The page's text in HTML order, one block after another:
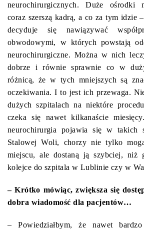
neurochirurgicznych. Duże ośrodki
coraz szerszą kadrą, a co za tym idzie
decyduje się nawiązywać
obwodowymi, w których powstają
neurochirurgiczne. Można w nich
dobrze i równie sprawnie co w
różnicą, że w tych mniejszych są
oczekiwania. I to jest ich przewaga.
dużych szpitalach na niektóre
czeka się nawet kilkanaście
neurochirurgia pojawia się w takich
Stalowej Woli, chorzy nie tylko
miejscu, ale dostaną ją szybciej, niż
kolejce do szpitala w Lublinie czy w
– Krótko mówiąc, zwiększa się
dobra wiadomość dla pacjentów…
– Powiedziałbym, że nawet